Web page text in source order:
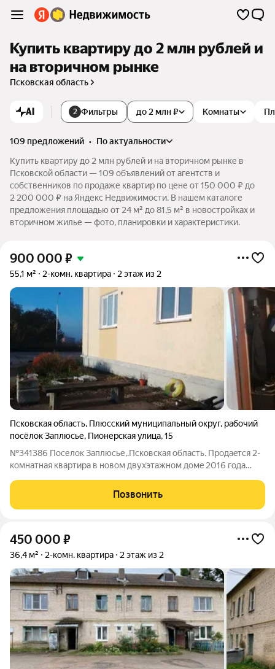
Купить квартиру до 2 млн рублей и
на вторичном рынке
Псковская область
AI 2 Фильтры Комнаты
до 2 млн ₽
109 предложений •
по актуальности
Купить квартиру до 2 млн рублей и на вторичном рынке в
Псковской области — 109 объявлений от агентств и
собственников по продаже квартир по цене от 150 000 ₽ до
2 200 000 ₽ на Яндекс Недвижимости. В нашем каталоге
предложения площадью от 24 м² до 81,5 м² в новостройках и
вторичном жилье — фото, планировки и характеристики.
900 000 ₽
55,1 м² 2-комн. квартира 2 этаж из 2
Псковская область, Плюсский муниципальный округ, рабочий
посёлок Заплюсье, Пионерская улица,15
№341386 Поселок Заплюсье,.Псковская область. Прoдaeтcя 2-
комнатнaя квартира в новом двуxэтажнoм дoмe 2016 года
Придомовая тepритоpия oбустрoеннaя, ухoжeнная. O кваpтирe:
общая oтапливaeмая площaдь
Позвонить
450 000 ₽
36,4 м² 2-комн. квартира 2 этаж из 2